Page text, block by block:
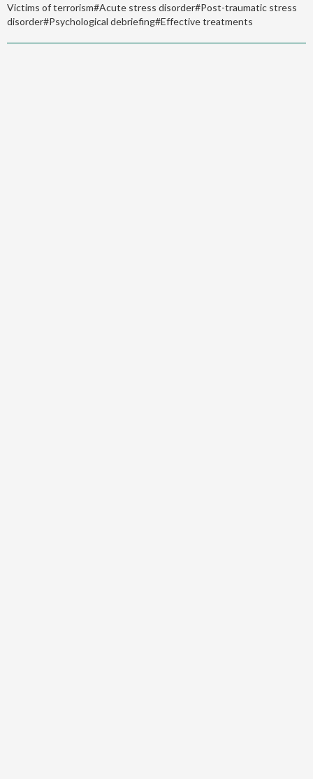
Victims of terrorism#Acute stress disorder#Post-traumatic stress
disorder#Psychological debriefing#Effective treatments